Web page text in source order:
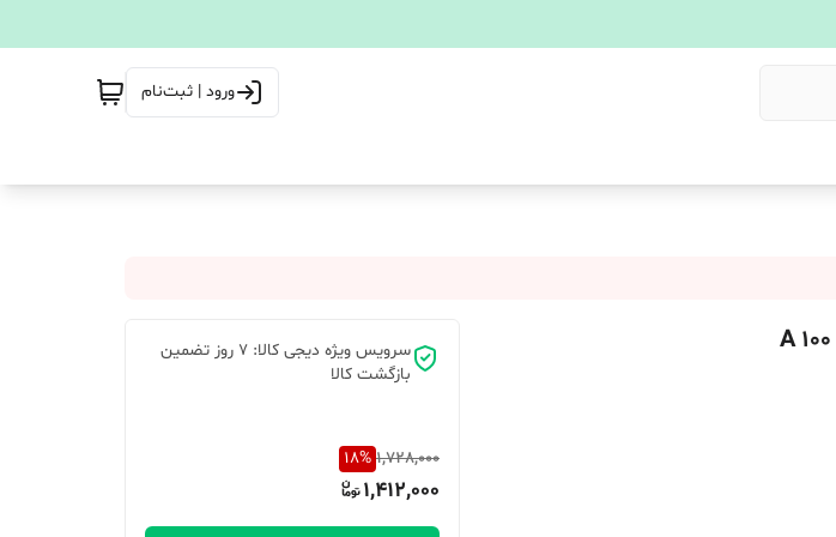
ورود | ثبت‌نام
سرویس ویژه دیجی کالا: 7 روز تضمین
بازگشت کالا
1,728,000
18%
1,412,000